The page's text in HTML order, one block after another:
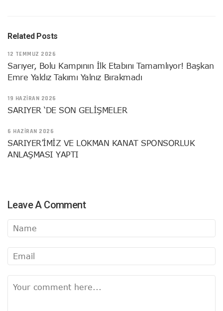
Related Posts
12 TEMMUZ 2026
Sarıyer, Bolu Kampının İlk Etabını Tamamlıyor! Başkan
Emre Yaldız Takımı Yalnız Bırakmadı
19 HAZIRAN 2026
SARIYER ‘DE SON GELİŞMELER
6 HAZIRAN 2026
SARIYER’İMİZ VE LOKMAN KANAT SPONSORLUK
ANLAŞMASI YAPTI
Leave A Comment